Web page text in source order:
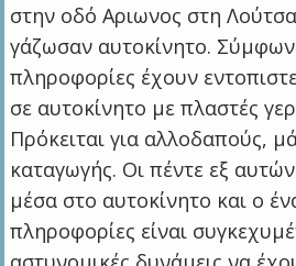
στην οδό Αριωνος στη
γάζωσαν αυτοκίνητο.
πληροφορίες έχουν
σε αυτοκίνητο με πλαστές
Πρόκειται για αλλοδαπούς,
καταγωγής. Οι πέντε εξ
μέσα στο αυτοκίνητο και ο
πληροφορίες είναι